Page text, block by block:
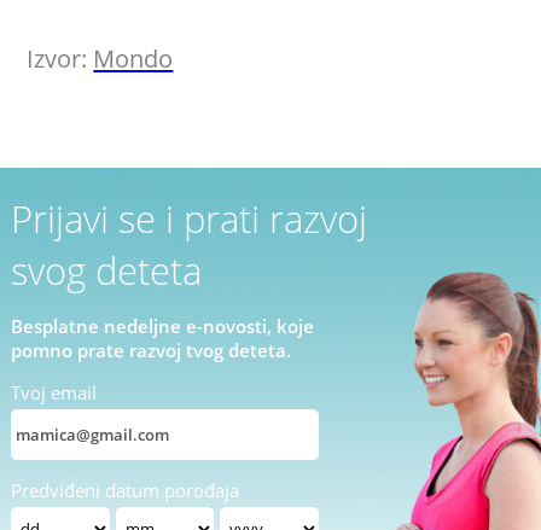
Izvor: Mondo
Prijavi se i prati razvoj
svog deteta
Besplatne nedeljne e-novosti, koje
pomno prate razvoj tvog deteta.
Tvoj email
Predviđeni datum porođaja